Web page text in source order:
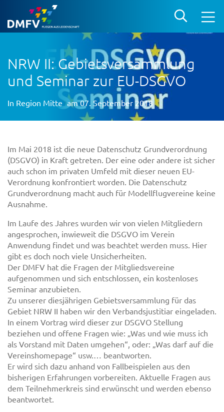
NRW II: Gebietsversammlung
und Seminar zur EU-DSGVO
In Region Mitte am 07. September 2018
Im Mai 2018 ist die neue Datenschutz Grundverordnung
(DSGVO) in Kraft getreten. Der eine oder andere ist sicher
auch schon im privaten Umfeld mit dieser neuen EU-
Verordnung konfrontiert worden. Die Datenschutz
Grundverordnung macht auch für Modellflugvereine keine
Ausnahme.
Im Laufe des Jahres wurden wir von vielen Mitgliedern
angesprochen, inwieweit die DSGVO im Verein
Anwendung findet und was beachtet werden muss. Hier
gibt es doch noch viele Unsicherheiten.
Der DMFV hat die Fragen der Mitgliedsvereine
aufgenommen und sich entschlossen, ein kostenloses
Seminar anzubieten.
Zu unserer diesjährigen Gebietsversammlung für das
Gebiet NRW II haben wir den Verbandsjustitiar eingeladen.
In einem Vortrag wird dieser zur DSGVO Stellung
beziehen und offene Fragen wie: „Was und wie muss ich
als Vorstand mit Daten umgehen“, oder: „Was darf auf die
Vereinshomepage“ usw.… beantworten.
Er wird sich dazu anhand von Fallbeispielen aus den
bisherigen Erfahrungen vorbereiten. Aktuelle Fragen aus
dem Teilnehmerkreis sind erwünscht und werden ebenso
beantwortet.